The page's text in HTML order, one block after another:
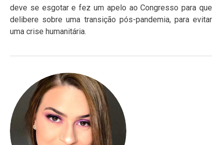
deve se esgotar e fez um apelo ao Congresso para que
delibere sobre uma transição pós-pandemia, para evitar
uma crise humanitária.